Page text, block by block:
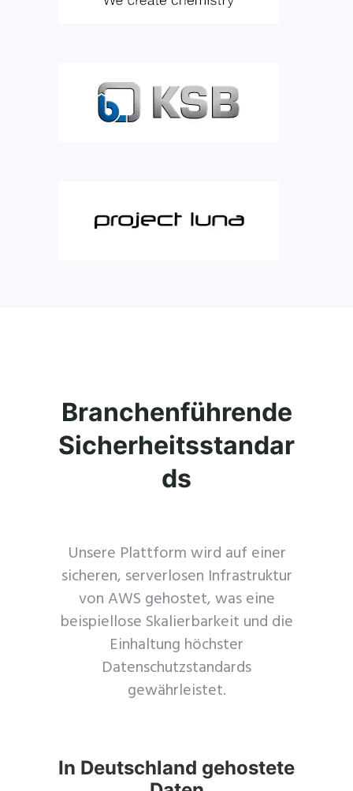
Branchenführende
Sicherheitsstandar
ds
Unsere Plattform wird auf einer
sicheren, serverlosen Infrastruktur
von AWS gehostet, was eine
beispiellose Skalierbarkeit und die
Einhaltung höchster
Datenschutzstandards
gewährleistet.
In Deutschland gehostete